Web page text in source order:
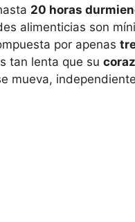
20 horas
alimenticias son
por apenas
tan lenta que su
mueva,